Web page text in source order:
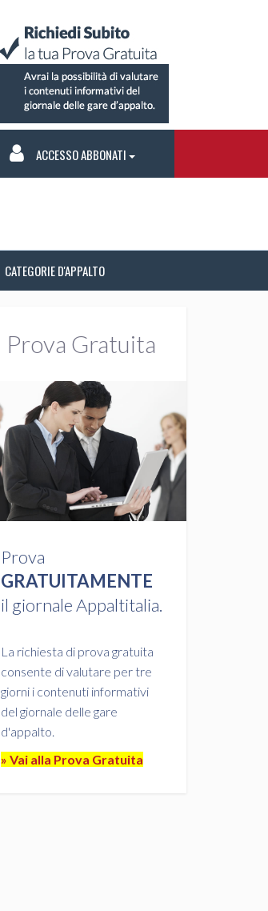
ACCESSO ABBONATI
CATEGORIE D'APPALTO
Prova Gratuita
Prova
GRATUITAMENTE
il giornale Appaltitalia.
La richiesta di prova gratuita
consente di valutare per tre
giorni i contenuti informativi
del giornale delle gare
d'appalto.
» Vai alla Prova Gratuita